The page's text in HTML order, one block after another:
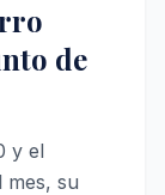
de
y el
su